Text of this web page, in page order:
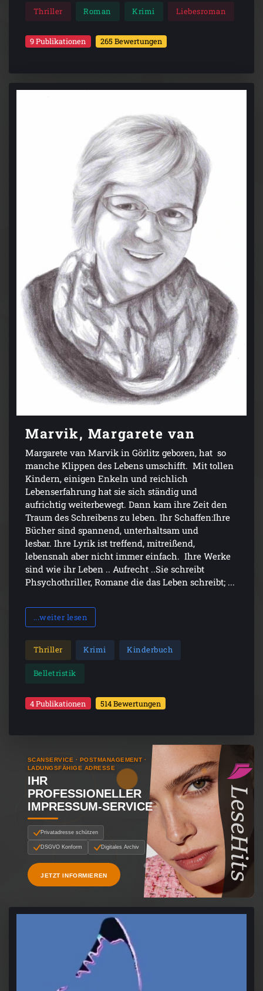
Thriller Roman Krimi Liebesroman
9 Publikationen 265 Bewertungen
Marvik, Margarete van
Margarete van Marvik in Görlitz geboren, hat so
manche Klippen des Lebens umschifft. Mit tollen
Kindern, einigen Enkeln und reichlich
Lebenserfahrung hat sie sich ständig und
aufrichtig weiterbewegt. Dann kam ihre Zeit den
Traum des Schreibens zu leben. Ihr Schaffen:Ihre
Bücher sind spannend, unterhaltsam und
lesbar. Ihre Lyrik ist treffend, mitreißend,
lebensnah aber nicht immer einfach. Ihre Werke
sind wie ihr Leben .. Aufrecht ..Sie schreibt
Phsychothriller, Romane die das Leben schreibt; ...
...weiter lesen
Thriller Krimi Kinderbuch
Belletristik
4 Publikationen 514 Bewertungen
SCANSERVICE · POSTMANAGEMENT ·
LADUNGSFÄHIGE ADRESSE
IHR
PROFESSIONELLER
IMPRESSUM-SERVICE
Privatadresse schützen
DSGVO Konform Digitales Archiv
JETZT INFORMIEREN